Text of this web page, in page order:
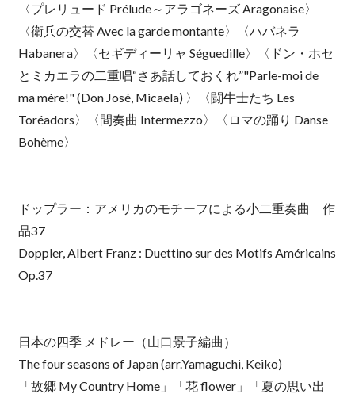
〈プレリュード Prélude～アラゴネーズ Aragonaise〉
〈衛兵の交替 Avec la garde montante〉〈ハバネラ
Habanera〉〈セギディーリャ Séguedille〉〈ドン・ホセ
とミカエラの二重唱“さあ話しておくれ”"Parle-moi de
ma mère!" (Don José, Micaela) 〉〈闘牛士たち Les
Toréadors〉〈間奏曲 Intermezzo〉〈ロマの踊り Danse
Bohème〉
ドップラー：アメリカのモチーフによる小二重奏曲 作
品37
Doppler, Albert Franz : Duettino sur des Motifs Américains
Op.37
日本の四季 メドレー（山口景子編曲）
The four seasons of Japan (arr.Yamaguchi, Keiko)
「故郷 My Country Home」「花 flower」「夏の思い出